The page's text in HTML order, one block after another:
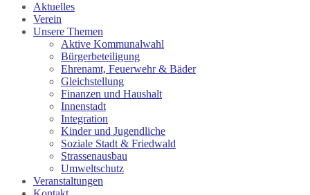
Aktuelles
Verein
Unsere Themen
Aktive Kommunalwahl
Bürgerbeteiligung
Ehrenamt, Feuerwehr & Bäder
Gleichstellung
Finanzen und Haushalt
Innenstadt
Integration
Kinder und Jugendliche
Soziale Stadt & Friedwald
Strassenausbau
Umweltschutz
Veranstaltungen